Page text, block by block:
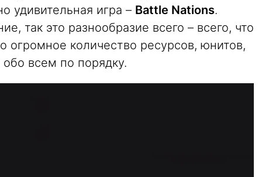
удивительная игра – Battle Nations.
так это разнообразие всего – всего, что
огромное количество ресурсов, юнитов,
всем по порядку.